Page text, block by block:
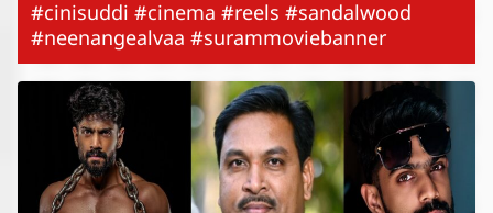
#cinisuddi #cinema #reels #sandalwood
#neenangealvaa #surammoviebanner